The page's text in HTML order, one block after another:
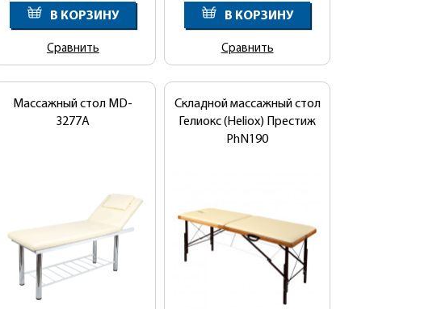
В КОРЗИНУ
Сравнить
В КОРЗИНУ
Сравнить
Массажный стол MD-
3277А
Складной массажный стол
Гелиокс (Heliox) Престиж
PhN190